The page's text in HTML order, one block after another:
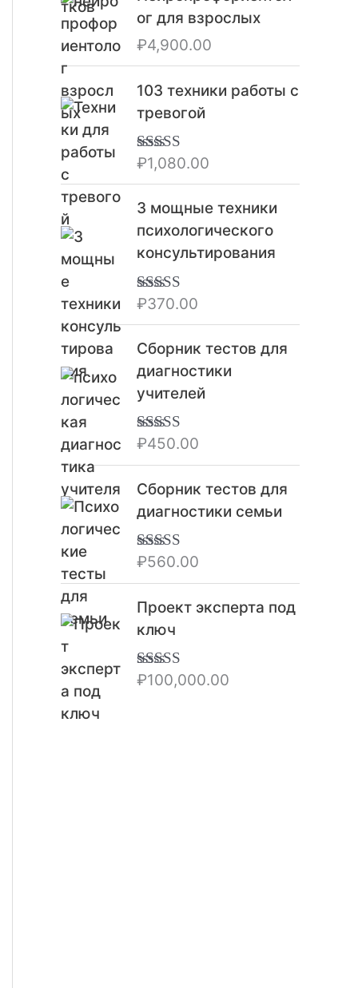
в
л
а
3
2
0
.
ог для взрослых
₽4,900.00
103 техники работы с
тревогой
Оценка5.00
₽1,080.00
3 мощные техники
психологического
консультирования
Оценка5.00
₽370.00
Сборник тестов для
диагностики
учителей
Оценка5.00
₽450.00
Сборник тестов для
диагностики семьи
Оценка5.00
₽560.00
Проект эксперта под
ключ
Оценка5.00
₽100,000.00